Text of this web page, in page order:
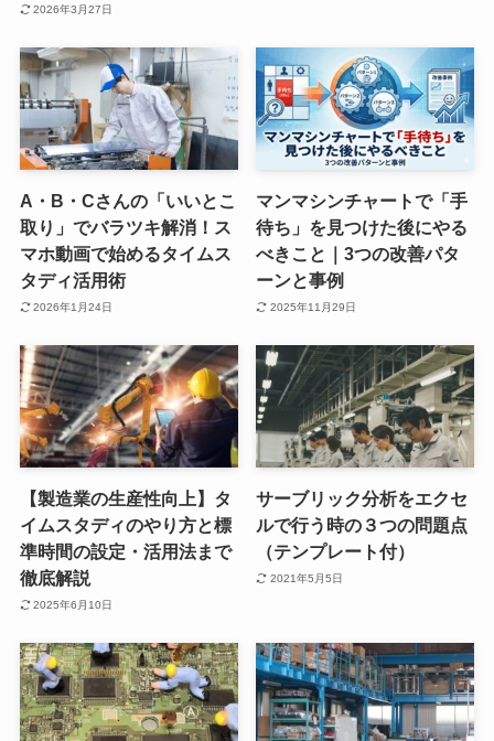
2026年3月27日
A・B・Cさんの「いいとこ
取り」でバラツキ解消！ス
マホ動画で始めるタイムス
タディ活用術
2026年1月24日
マンマシンチャートで「手
待ち」を見つけた後にやる
べきこと｜3つの改善パタ
ーンと事例
2025年11月29日
【製造業の生産性向上】タ
イムスタディのやり方と標
準時間の設定・活用法まで
徹底解説
2025年6月10日
サーブリック分析をエクセ
ルで行う時の３つの問題点
（テンプレート付）
2021年5月5日